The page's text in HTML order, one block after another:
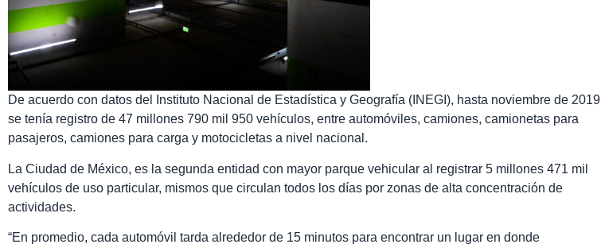
De acuerdo con datos del Instituto Nacional de Estadística y Geografía (INEGI), hasta noviembre de 2019
se tenía registro de 47 millones 790 mil 950 vehículos, entre automóviles, camiones, camionetas para
pasajeros, camiones para carga y motocicletas a nivel nacional.
La Ciudad de México, es la segunda entidad con mayor parque vehicular al registrar 5 millones 471 mil
vehículos de uso particular, mismos que circulan todos los días por zonas de alta concentración de
actividades.
“En promedio, cada automóvil tarda alrededor de 15 minutos para encontrar un lugar en donde